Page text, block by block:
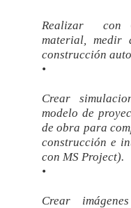
Realizar con
material, medir
construcción
•
Crear
modelo de
de obra para
construcción e
con MS Project).
•
Crear